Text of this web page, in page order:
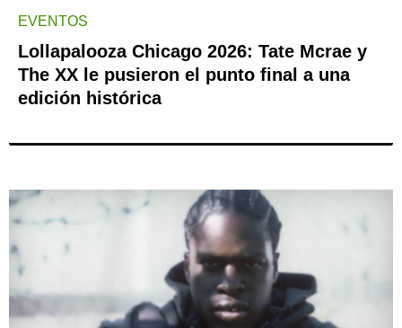
EVENTOS
Lollapalooza Chicago 2026: Tate Mcrae y
The XX le pusieron el punto final a una
edición histórica